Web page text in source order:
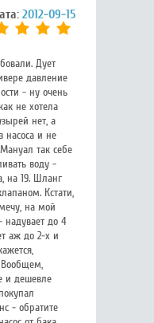
2012-09-15
Дует
давление
- ну очень
не хотела
нет, а
насоса и не
так себе
воду -
на 19. Шланг
Кстати,
на мой
надувает до 4
аж до 2-х и
Вообщем,
и дешевле
- обратите